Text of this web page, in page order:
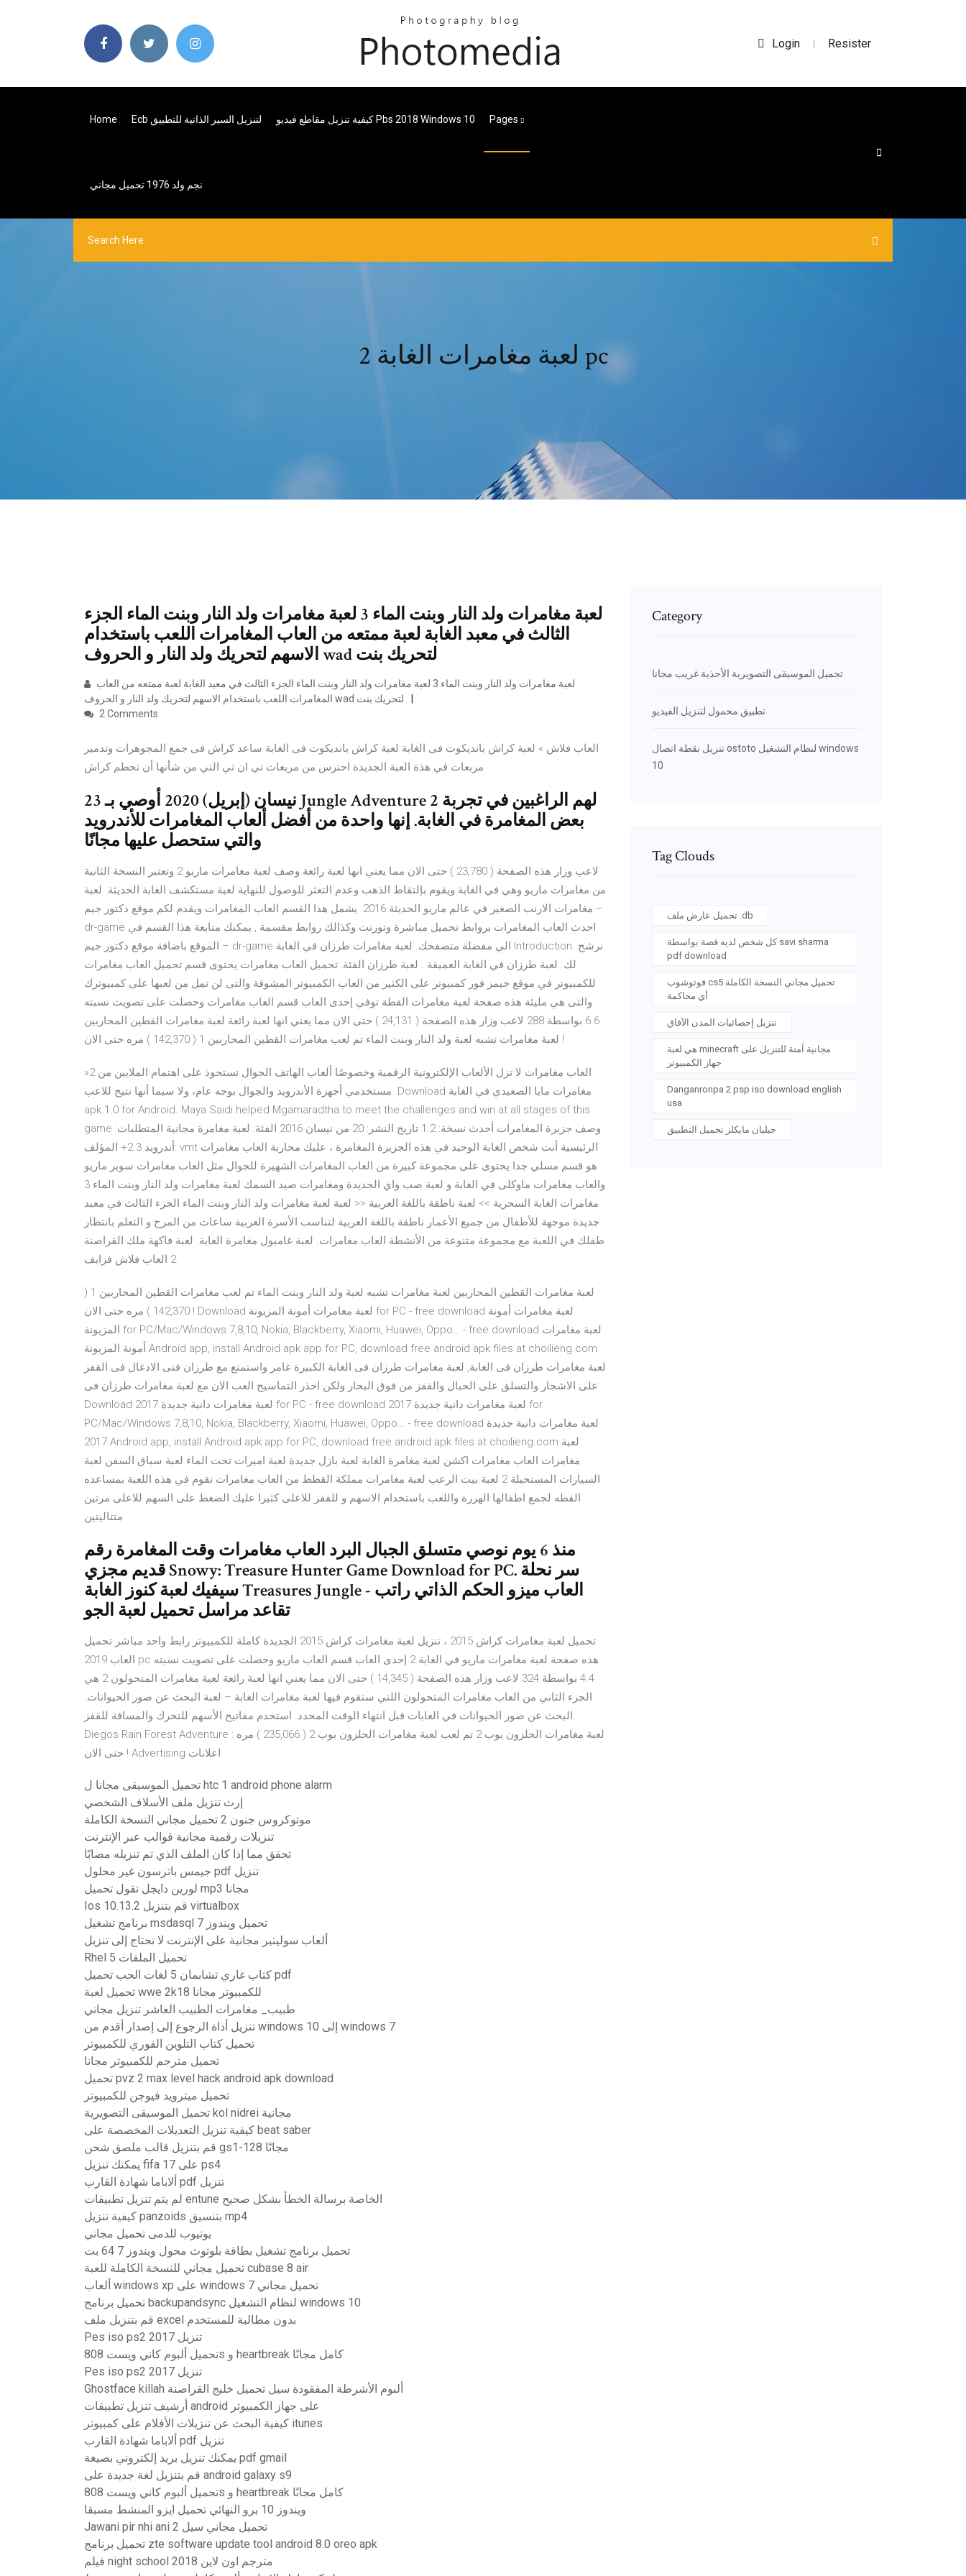
Login | Resister
Home Ecb لتنزيل السير الذاتية للتطبيق كيفية تنزيل مقاطع فيديو Pbs 2018 Windows 10 Pages
نجم ولد 1976 تحميل مجاني
لعبة مغامرات الغابة 2 pc
لعبة مغامرات ولد النار وبنت الماء 3 لعبة مغامرات ولد النار وبنت الماء الجزء
الثالث في معبد الغابة لعبة ممتعه من العاب المغامرات اللعب باستخدام
الاسهم لتحريك ولد النار و الحروف wad لتحريك بنت
المغامرات اللعب باستخدام الاسهم لتحريك ولد النار و الحروف wad لتحريك بنت
2 Comments
العاب فلاش » لعبة كراش بانديكوت فى الغابة لعبة كراش بانديكوت فى الغابة ساعد كراش فى جمع المجوهرات وتدمير
مربعات في هذة العبة الجديدة احترس من مربعات تي ان تي التي من شأنها أن تحطم كراش
23 نيسان (إبريل) 2020 أوصي بـ Jungle Adventure 2 لهم الراغبين في تجربة
بعض المغامرة في الغابة. إنها واحدة من أفضل ألعاب المغامرات للأندرويد
لاعب وزار هذه الصفحة ( 23,780 ) حتى الان مما يعني انها لعبة رائعة وصف لعبة مغامرات ماريو 2 وتعتبر النسخة الثانية
من مغامرات ماريو وهي في الغابة ويقوم بإلتقاط الذهب وعدم التعثر للوصول للنهاية لعبة مستكشف الغابة الحديثة. لعبة
مغامرات الارنب الصغير في عالم ماريو الحديثة 2016. يشمل هذا القسم العاب المغامرات ويقدم لكم موقع دكتور جيم –
dr-game احدث العاب المغامرات بروابط تحميل مباشرة وتورنت وكذالك روابط مقسمة , يمكنك متابعة هذا القسم في
الموقع باضافة موقع دكتور جيم – dr-game الي مفضلة متصفحك. لعبة مغامرات طرزان في الغابة Introduction. نرشح
لك. لعبة طرزان في الغابة العميقة . لعبة طرزان الفئة: تحميل العاب مغامرات يحتوى قسم تحميل العاب مغامرات
للكمبيوتر في موقع جيمز فور كمبيوتر على الكثير من العاب الكمبيوتر المشوقة والتى لن تمل من لعبها على كمبيوترك
والتى هي مليئة هذه صفحة لعبة مغامرات القطة توفي إحدى العاب قسم العاب مغامرات وحصلت على تصويت نسبته
6.6 بواسطة 288 لاعب وزار هذه الصفحة ( 24,131 ) حتى الان مما يعني انها لعبة رائعة لعبة مغامرات القطين المحاربين
لعبة مغامرات تشبه لعبة ولد النار وبنت الماء تم لعب مغامرات القطين المحاربين 1 ( 142,370 ) مره حتى الان !
»2 العاب مغامرات لا تزل الألعاب الإلكترونية الرقمية وخصوصًا ألعاب الهاتف الجوال تستحوذ على اهتمام الملايين من
مستخدمي أجهزة الأندرويد والجوال بوجه عام، ولا سيما أنها نتيح للاعب. Download مغامرات مايا الصعيدي في الغابة
apk 1.0 for Android. Maya Saidi helped Mgamaradtha to meet the challenges and win at all stages of this
game وصف جزيرة المغامرات أحدث نسخة: 1.2 تاريخ النشر: 20 من نيسان 2016 الفئة: لعبة مغامرة مجانية المتطلبات:
أندرويد 2.3+ المؤلف: vmt الرئيسية أنت شخص الغابة الوحيد في هذه الجزيرة المغامرة ، عليك محاربة العاب مغامرات
هو قسم مسلي جدا يحتوى على مجموعة كبيرة من العاب المغامرات الشهيرة للجوال مثل العاب مغامرات سوبر ماريو
والعاب مغامرات ماوكلى في الغابة و لعبة صب واي الجديدة ومغامرات صيد السمك لعبة مغامرات ولد النار وبنت الماء 3
لعبة مغامرات ولد النار وبنت الماء الجزء الثالث في معبد ‎مغامرات الغابة السحرية >> لعبة ناطقة باللغة العربية << لعبة
جديدة موجهة للأطفال من جميع الأعمار ناطقة باللغة العربية لتناسب الأسرة العربية ساعات من المرح و التعلم بانتظار
طفلك في اللعبة مع مجموعة متنوعة من الأنشطة العاب مغامرات. لعبة غامبول مغامرة الغابة. لعبة فاكهة ملك القراصنة
2 العاب فلاش فرايف
لعبة مغامرات القطين المحاربين لعبة مغامرات تشبه لعبة ولد النار وبنت الماء تم لعب مغامرات القطين المحاربين 1 (
142,370 ) مره حتى الان ! Download لعبة مغامرات أمونة المزيونة for PC - free download لعبة مغامرات أمونة
المزيونة for PC/Mac/Windows 7,8,10, Nokia, Blackberry, Xiaomi, Huawei, Oppo… - free download لعبة مغامرات
أمونة المزيونة Android app, install Android apk app for PC, download free android apk files at choilieng.com
لعبة مغامرات طرزان فى الغابة, لعبة مغامرات طرزان فى الغابة الكبيرة غامر واستمتع مع طرزان فتى الادغال فى القفز
على الاشجار والتسلق على الحبال والقفز من فوق البحار ولكن احذر التماسيح العب الان مع لعبة مغامرات طرزان فى
Download لعبة مغامرات دانية جديدة 2017 for PC - free download لعبة مغامرات دانية جديدة 2017 for
PC/Mac/Windows 7,8,10, Nokia, Blackberry, Xiaomi, Huawei, Oppo… - free download لعبة مغامرات دانية جديدة
2017 Android app, install Android apk app for PC, download free android apk files at choilieng.com لعبة
مغامرات العاب مغامرات اكشن لعبة مغامرة الغابة لعبة بازل جديدة لعبة اميرات تحت الماء لعبة سباق السفن لعبة
السيارات المستحيلة 2 لعبة بيت الرعب لعبة مغامرات مملكة القطط من العاب مغامرات تقوم في هذه اللعبة بمساعده
القطه لجمع اطفالها الهررة واللعب باستخدام الاسهم و للقفز للاعلى كثيرا عليك الضغط على السهم للاعلى مرتين
متتاليتين
منذ 6 يوم نوصي متسلق الجبال البرد العاب مغامرات وقت المغامرة رقم
قديم مجزي Snowy: Treasure Hunter Game Download for PC. سر نحلة
سيفيك لعبة كنوز الغابة Treasures Jungle - العاب ميزو الحكم الذاتي راتب
تقاعد مراسل تحميل لعبة الجو
تحميل لعبة مغامرات كراش 2015 ، تنزيل لعبة مغامرات كراش 2015 الجديدة كاملة للكمبيوتر رابط واحد مباشر تحميل
العاب 2019 pc هذه صفحة لعبة مغامرات ماريو في الغابة 2 إحدى العاب قسم العاب ماريو وحصلت على تصويت نسبته
4.4 بواسطة 324 لاعب وزار هذه الصفحة ( 14,345 ) حتى الان مما يعني انها لعبة رائعة لعبة مغامرات المتحولون 2 هي
الجزء الثاني من العاب مغامرات المتحولون اللتي ستقوم فيها لعبة مغامرات الغابة – لعبة البحث عن صور الحيوانات.
البحث عن صور الحيوانات في الغابات قبل انتهاء الوقت المحدد. استخدم مفاتيح الأسهم للتحرك والمسافة للقفز.
Diegos Rain Forest Adventure : لعبة مغامرات الحلزون بوب 2 تم لعب لعبة مغامرات الحلزون بوب 2 ( 235,066 ) مره
حتى الان ! Advertising اعلانات
تحميل الموسيقى مجانا ل htc 1 android phone alarm
إرث تنزيل ملف الأسلاف الشخصي
موتوكروس جنون 2 تحميل مجاني النسخة الكاملة
تنزيلات رقمية مجانية قوالب عبر الإنترنت
تحقق مما إذا كان الملف الذي تم تنزيله مصابًا
جيمس باترسون غير محلول pdf تنزيل
لورين دايجل تقول تحميل mp3 مجانا
Ios 10.13.2 قم بتنزيل virtualbox
برنامج تشغيل msdasql تحميل ويندوز 7
ألعاب سوليتير مجانية على الإنترنت لا تحتاج إلى تنزيل
Rhel 5 تحميل الملفات
كتاب غاري تشابمان 5 لغات الحب تحميل pdf
تحميل لعبة wwe 2k18 للكمبيوتر مجانا
طبيب_ مغامرات الطبيب العاشر تنزيل مجاني
تنزيل أداة الرجوع إلى إصدار أقدم من windows 10 إلى windows 7
تحميل كتاب التلوين الفوري للكمبيوتر
تحميل مترجم للكمبيوتر مجانا
تحميل pvz 2 max level hack android apk download
تحميل ميترويد فيوجن للكمبيوتر
تحميل الموسيقى التصويرية kol nidrei مجانية
كيفية تنزيل التعديلات المخصصة على beat saber
قم بتنزيل قالب ملصق شحن gs1-128 مجانًا
يمكنك تنزيل fifa 17 على ps4
ألاباما شهادة القارب pdf تنزيل
لم يتم تنزيل تطبيقات entune الخاصة برسالة الخطأ بشكل صحيح
كيفية تنزيل panzoids بتنسيق mp4
يوتيوب للدمى تحميل مجاني
تحميل برنامج تشغيل بطاقة بلوتوث محول ويندوز 7 64 بت
تحميل مجاني للنسخة الكاملة للعبة cubase 8 air
ألعاب windows xp على windows 7 تحميل مجاني
تحميل برنامج backupandsync لنظام التشغيل windows 10
قم بتنزيل ملف excel بدون مطالبة للمستخدم
Pes iso ps2 2017 تنزيل
تحميل ألبوم كاني ويست 808s و heartbreak كامل مجانًا
Pes iso ps2 2017 تنزيل
Ghostface killah ألبوم الأشرطة المفقودة سيل تحميل خليج القراصنة
أرشيف تنزيل تطبيقات android على جهاز الكمبيوتر
كيفية البحث عن تنزيلات الأفلام على كمبيوتر itunes
ألاباما شهادة القارب pdf تنزيل
يمكنك تنزيل بريد إلكتروني بصيغة pdf gmail
قم بتنزيل لغة جديدة على android galaxy s9
تحميل ألبوم كاني ويست 808s و heartbreak كامل مجانًا
ويندوز 10 برو النهائي تحميل ايزو المنشط مسبقا
Jawani pir nhi ​​ani 2 تحميل مجاني سيل
تحميل برنامج zte software update tool android 8.0 oreo apk
فيلم night school 2018 مترجم اون لاين
Category
تحميل الموسيقى التصويرية الأحذية غريب مجانا
تطبيق محمول لتنزيل الفيديو
تنزيل نقطة اتصال ostoto لنظام التشغيل windows
10
Tag Clouds
تحميل عارض ملف .db
كل شخص لديه قصة بواسطة savi sharma
pdf download
فوتوشوب cs5 تحميل مجاني النسخة الكاملة
أي محاكمة
تنزيل إحصائيات المدن الآفاق
هي لعبة minecraft مجانية آمنة للتنزيل على
جهاز الكمبيوتر
Danganronpa 2 psp iso download english
usa
جيليان مايكلز تحميل التطبيق